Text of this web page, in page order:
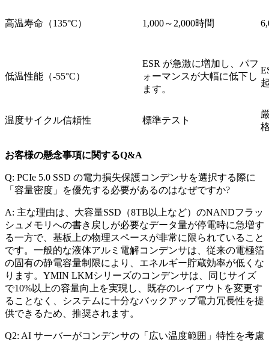
高温寿命（135°C）​ 1,000～2,000時間
低温性能（-55°C）​
ESR が急激に増加し、パフ
ォーマンスが大幅に低下し
ます。
温度サイクル信頼性 標準テスト
お客様の懸念事項に関するQ&A
Q: PCIe 5.0 SSD の電力損失保護コンデンサを選択する際に
「容量密度」を優先する必要があるのはなぜですか?
A: 主な理由は、大容量SSD（8TB以上など）のNANDフラッ
シュメモリへの書き戻しが必要なデータ量が停電時に急増す
る一方で、基板上の物理スペースが非常に限られていること
です。一般的な液体アルミ電解コンデンサは、従来の電極箔
の固有の静電容量制限により、エネルギー貯蔵効率が低くな
ります。YMIN LKMシリーズのコンデンサは、同じサイズ
で10%以上の容量向上を実現し、既存のレイアウトを変更す
ることなく、システムに十分なバックアップ電力冗長性を提
供できるため、推奨されます。
Q2: AI サーバーがコンデンサの「広い温度範囲」特性を考慮